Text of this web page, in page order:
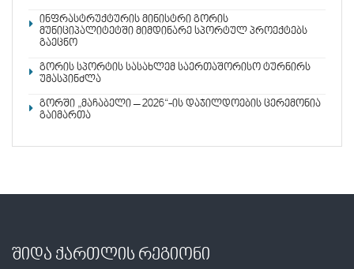
ინფრასტრუქტურის მინისტრი გორის
მუნიციპალიტეტში მიმდინარე სპორტულ პროექტებს
გაეცნო
გორის სპორტის სასახლემ საერთაშორისო ტურნირს
უმასპინძლა
გორში „მაჩაბელი – 2026“-ის დაჯილდოების ცერემონია
გაიმართა
შიდა ქართლის რეგიონი